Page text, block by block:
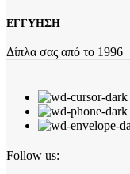
ΕΓΓΥΗΣΗ
Δίπλα σας από το 1996
Follow us: